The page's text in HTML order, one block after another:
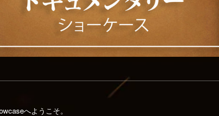
へようこそ。